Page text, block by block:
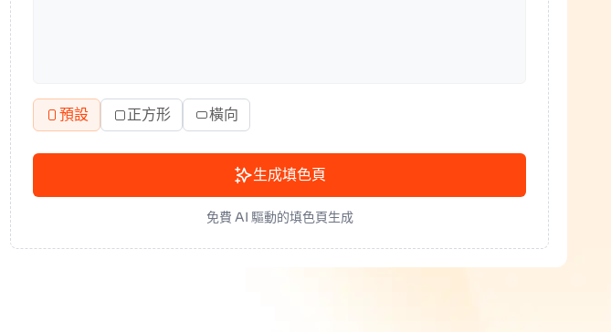
預設 正方形 橫向
生成填色頁
免費 AI 驅動的填色頁生成